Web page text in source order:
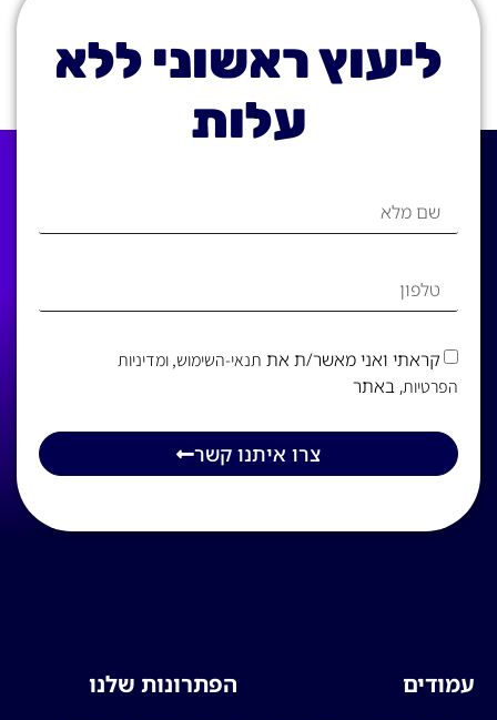
ליעוץ ראשוני ללא
עלות
קראתי ואני מאשר/ת את תנאי-השימוש, ומדיניות
הפרטיות, באתר
צרו איתנו קשר
עמודים הפתרונות שלנו